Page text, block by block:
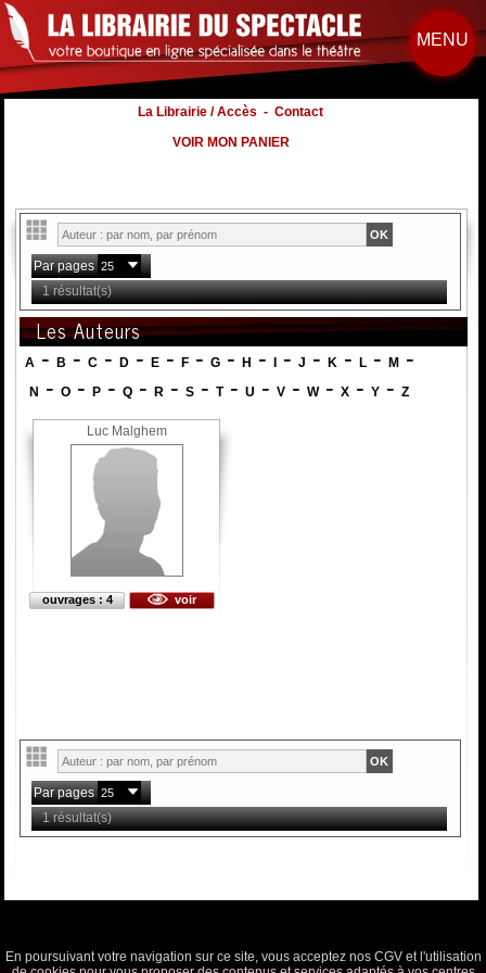
MENU
La Librairie / Accès -Contact
VOIR MON PANIER
Par pages
1 résultat(s)
Les Auteurs
A - B - C- D- E- F- G- H - - J - K - L- M-
N -O -P -Q -R -S -T-U -V -W-X -Y -Z
Luc Malghem
ouvrages : 4 voir
Par pages
1 résultat(s)
En poursuivant votre navigation sur ce site, vous acceptez nos CGV et l'utilisation